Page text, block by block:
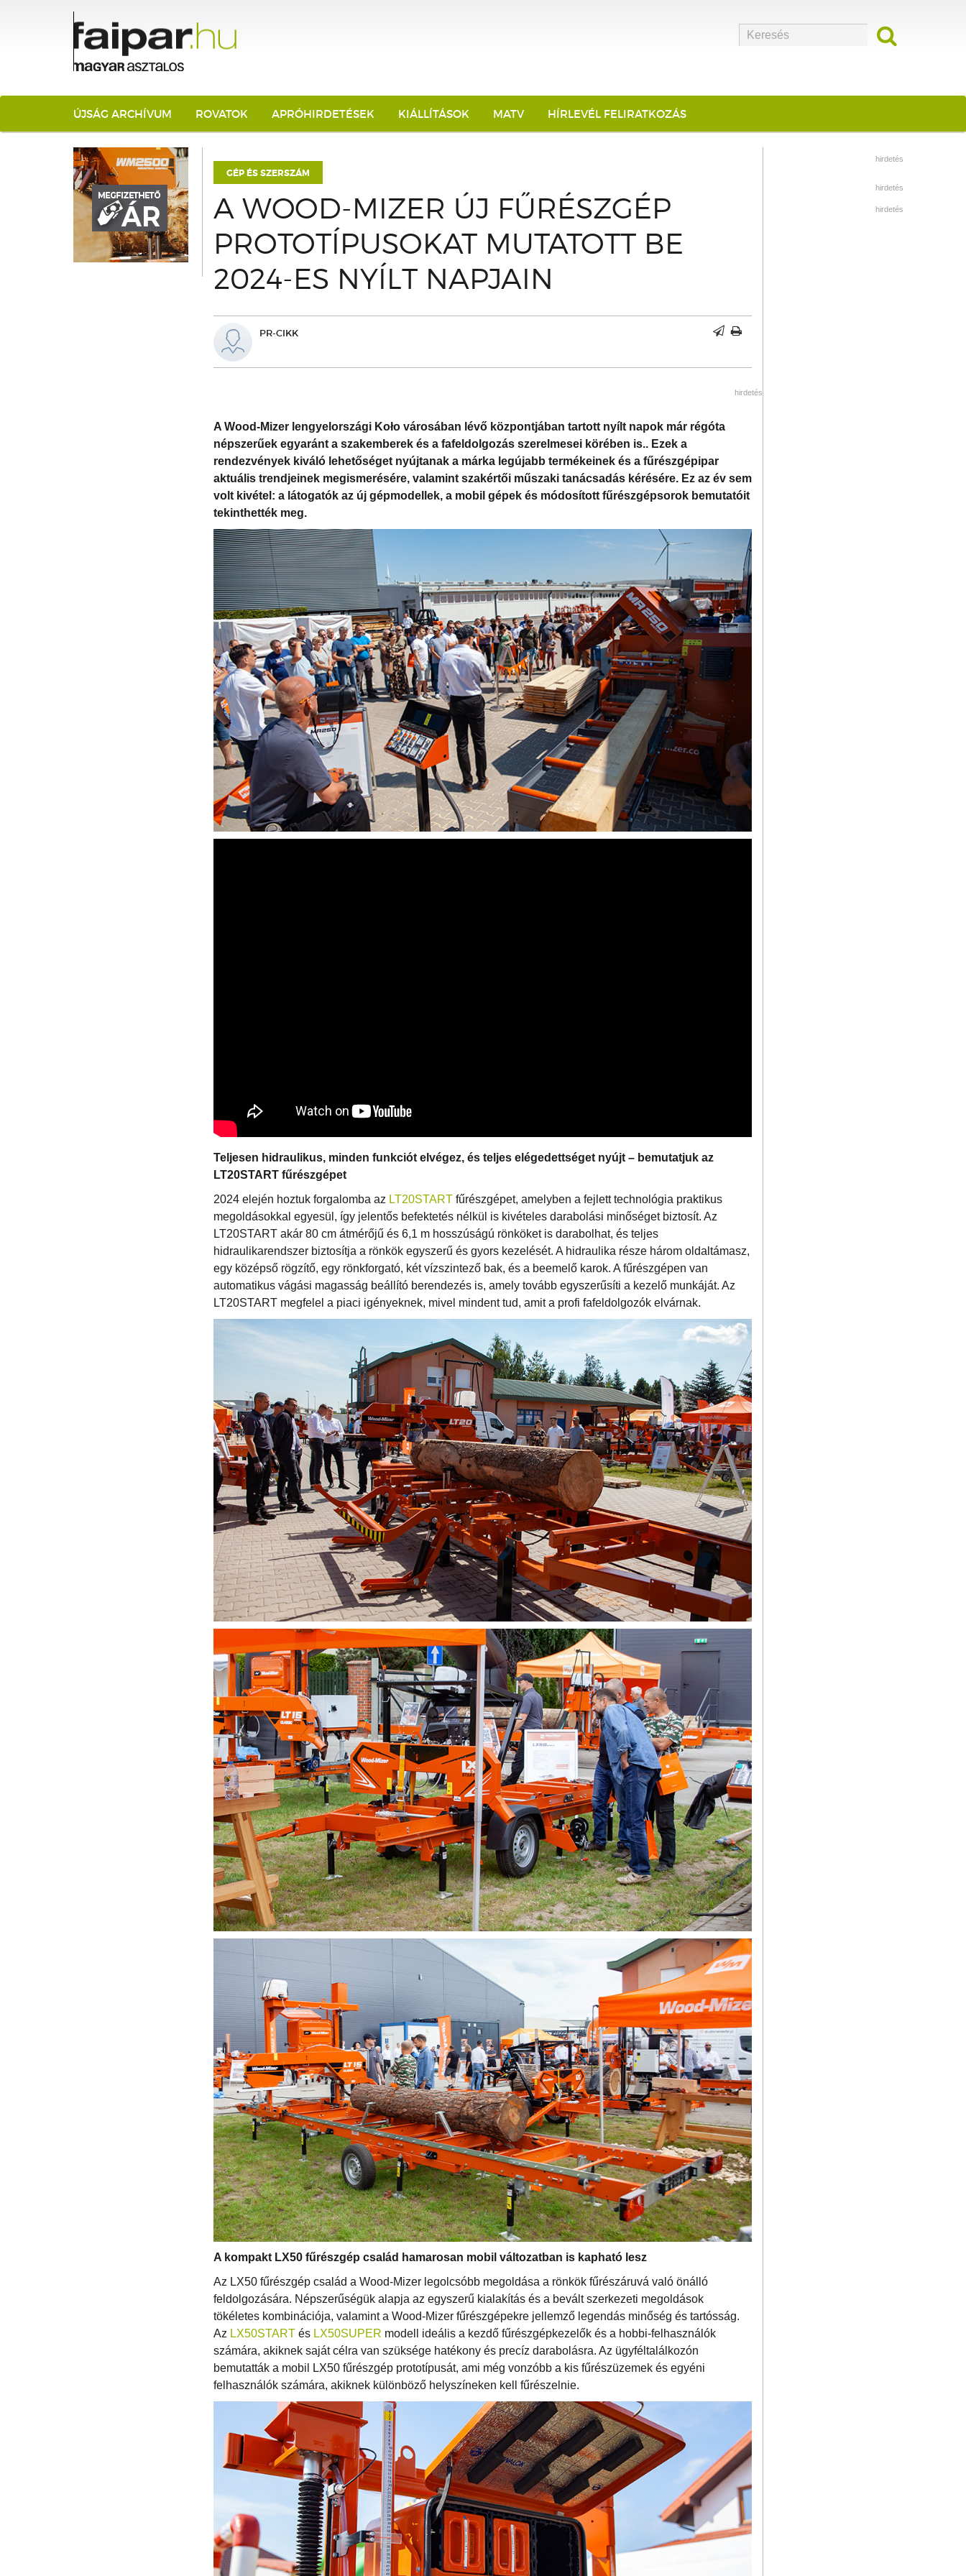
ÚJSÁG ARCHÍVUM ROVATOK APRÓHIRDETÉSEK KIÁLLÍTÁSOK MATV HÍRLEVÉL FELIRATKOZÁS
GÉP ÉS SZERSZÁM
A WOOD-MIZER ÚJ FŰRÉSZGÉP
PROTOTÍPUSOKAT MUTATOTT BE
2024-ES NYÍLT NAPJAIN
PR-CIKK
hirdetés
A Wood-Mizer lengyelországi Koło városában lévő központjában tartott nyílt napok már régóta
népszerűek egyaránt a szakemberek és a fafeldolgozás szerelmesei körében is.. Ezek a
rendezvények kiváló lehetőséget nyújtanak a márka legújabb termékeinek és a fűrészgépipar
aktuális trendjeinek megismerésére, valamint szakértői műszaki tanácsadás kérésére. Ez az év sem
volt kivétel: a látogatók az új gépmodellek, a mobil gépek és módosított fűrészgépsorok bemutatóit
tekinthették meg.
Teljesen hidraulikus, minden funkciót elvégez, és teljes elégedettséget nyújt – bemutatjuk az
LT20START fűrészgépet
2024 elején hoztuk forgalomba az LT20START fűrészgépet, amelyben a fejlett technológia praktikus
megoldásokkal egyesül, így jelentős befektetés nélkül is kivételes darabolási minőséget biztosít. Az
LT20START akár 80 cm átmérőjű és 6,1 m hosszúságú rönköket is darabolhat, és teljes
hidraulikarendszer biztosítja a rönkök egyszerű és gyors kezelését. A hidraulika része három oldaltámasz,
egy középső rögzítő, egy rönkforgató, két vízszintező bak, és a beemelő karok. A fűrészgépen van
automatikus vágási magasság beállító berendezés is, amely tovább egyszerűsíti a kezelő munkáját. Az
LT20START megfelel a piaci igényeknek, mivel mindent tud, amit a profi fafeldolgozók elvárnak.
A kompakt LX50 fűrészgép család hamarosan mobil változatban is kapható lesz
Az LX50 fűrészgép család a Wood-Mizer legolcsóbb megoldása a rönkök fűrészáruvá való önálló
feldolgozására. Népszerűségük alapja az egyszerű kialakítás és a bevált szerkezeti megoldások
tökéletes kombinációja, valamint a Wood-Mizer fűrészgépekre jellemző legendás minőség és tartósság.
Az LX50START és LX50SUPER modell ideális a kezdő fűrészgépkezelők és a hobbi-felhasználók
számára, akiknek saját célra van szüksége hatékony és precíz darabolásra. Az ügyféltalálkozón
bemutatták a mobil LX50 fűrészgép prototípusát, ami még vonzóbb a kis fűrészüzemek és egyéni
felhasználók számára, akiknek különböző helyszíneken kell fűrészelnie.
hirdetés
hirdetés
hirdetés